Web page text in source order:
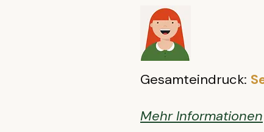
Gesamteindruck:
Mehr Informationen